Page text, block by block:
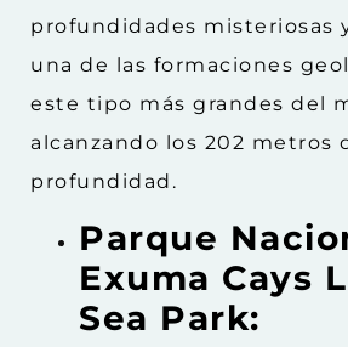
profundidades misteriosas
una de las formaciones
este tipo más grandes del
alcanzando los 202 metros
profundidad.
Parque
Exuma Cays
Sea Park: